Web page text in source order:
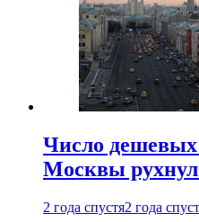
Число дешевых
Москвы
2 года спустя2 года